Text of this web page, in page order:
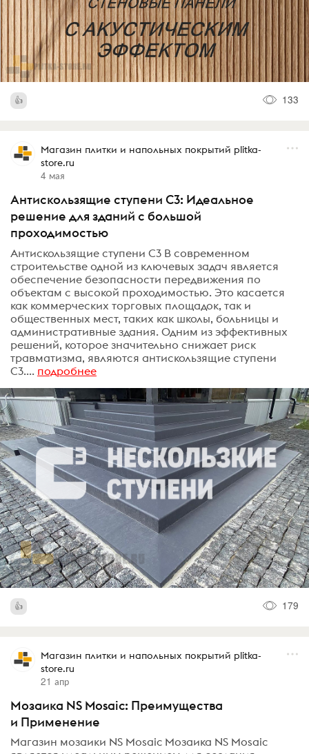
133
Магазин плитки и напольных покрытий plitka-
store.ru
4 мая
Антискользящие ступени С3: Идеальное
решение для зданий с большой
проходимостью
Антискользящие ступени С3 В современном
строительстве одной из ключевых задач является
обеспечение безопасности передвижения по
объектам с высокой проходимостью. Это касается
как коммерческих торговых площадок, так и
общественных мест, таких как школы, больницы и
административные здания. Одним из эффективных
решений, которое значительно снижает риск
травматизма, являются антискользящие ступени
С3.... подробнее
179
Магазин плитки и напольных покрытий plitka-
store.ru
21 апр
Мозаика NS Mosaic: Преимущества
и Применение
Магазин мозаики NS Mosaic Мозаика NS Mosaic